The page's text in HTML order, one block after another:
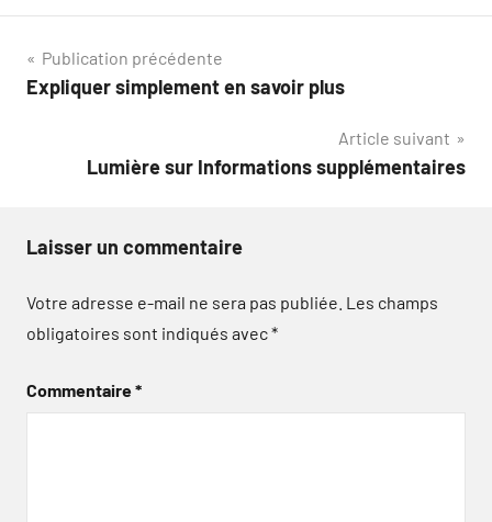
Navigation
de
Publication précédente
Expliquer simplement en savoir plus
Article suivant
Lumière sur Informations supplémentaires
Laisser un commentaire
Votre adresse e-mail ne sera pas publiée. Les champs
obligatoires sont indiqués avec*
Commentaire*